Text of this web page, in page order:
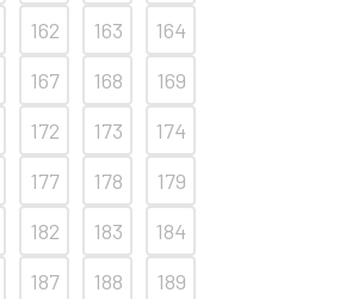
162 163
164
167 168
169
172 173
174
177 178
179
182 183
184
187 188
189